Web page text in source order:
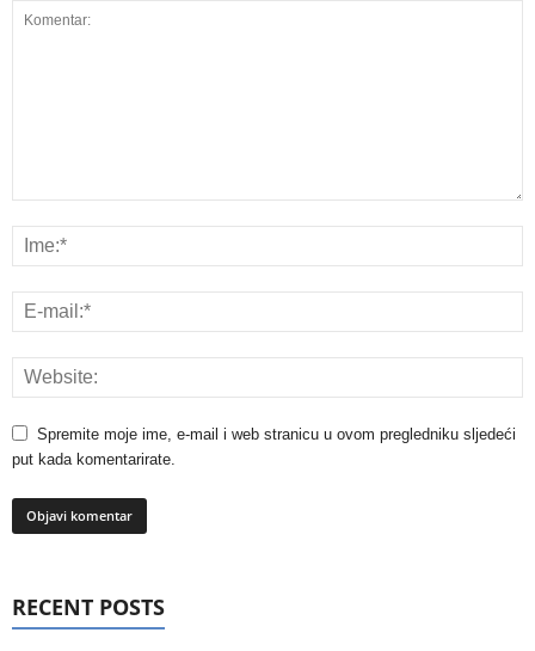
Spremite moje ime, e-mail i web stranicu u ovom pregledniku sljedeći
put kada komentarirate.
RECENT POSTS